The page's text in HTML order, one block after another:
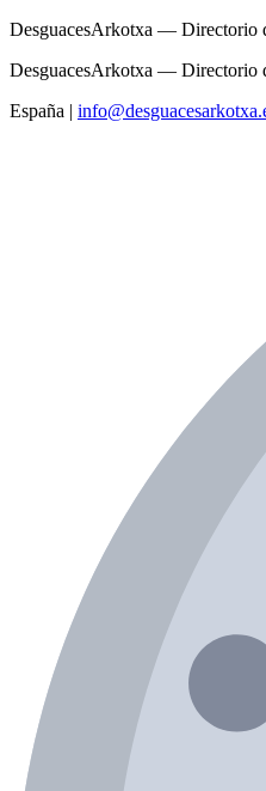
DesguacesArkotxa — Directorio
DesguacesArkotxa — Directorio
España |